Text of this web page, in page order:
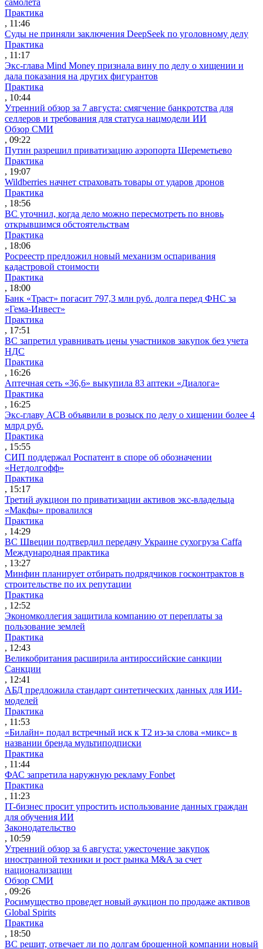
Практика
, 11:46
Суды не приняли заключения DeepSeek по уголовному делу
Практика
, 11:17
Экс-глава Mind Money признала вину по делу о хищении и
дала показания на других фигурантов
Практика
, 10:44
Утренний обзор за 7 августа: смягчение банкротства для
селлеров и требования для статуса нацмодели ИИ
Обзор СМИ
, 09:22
Путин разрешил приватизацию аэропорта Шереметьево
Практика
, 19:07
Wildberries начнет страховать товары от ударов дронов
Практика
, 18:56
ВС уточнил, когда дело можно пересмотреть по вновь
открывшимся обстоятельствам
Практика
, 18:06
Росреестр предложил новый механизм оспаривания
кадастровой стоимости
Практика
, 18:00
Банк «Траст» погасит 797,3 млн руб. долга перед ФНС за
«Гема-Инвест»
Практика
, 17:51
ВС запретил уравнивать цены участников закупок без учета
НДС
Практика
, 16:26
Аптечная сеть «36,6» выкупила 83 аптеки «Диалога»
Практика
, 16:25
Экс-главу АСВ объявили в розыск по делу о хищении более 4
млрд руб.
Практика
, 15:55
СИП поддержал Роспатент в споре об обозначении
«Нетдолгофф»
Практика
, 15:17
Третий аукцион по приватизации активов экс-владельца
«Макфы» провалился
Практика
, 14:29
ВС Швеции подтвердил передачу Украине сухогруза Caffa
Международная практика
, 13:27
Минфин планирует отбирать подрядчиков госконтрактов в
строительстве по их репутации
Практика
, 12:52
Экономколлегия защитила компанию от переплаты за
пользование землей
Практика
, 12:43
Великобритания расширила антироссийские санкции
Санкции
, 12:41
АБД предложила стандарт синтетических данных для ИИ-
моделей
Практика
, 11:53
«Билайн» подал встречный иск к Т2 из-за слова «микс» в
названии бренда мультиподписки
Практика
, 11:44
ФАС запретила наружную рекламу Fonbet
Практика
, 11:23
IT-бизнес просит упростить использование данных граждан
для обучения ИИ
Законодательство
, 10:59
Утренний обзор за 6 августа: ужесточение закупок
иностранной техники и рост рынка M&A за счет
национализации
Обзор СМИ
, 09:26
Росимущество проведет новый аукцион по продаже активов
Global Spirits
Практика
, 18:50
ВС решит, отвечает ли по долгам брошенной компании новый